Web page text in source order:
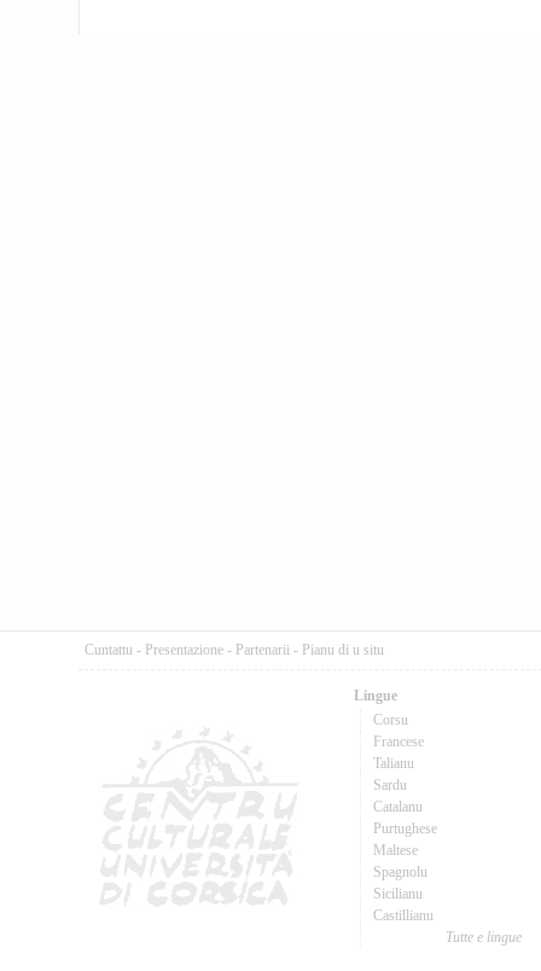
Cuntattu - Presentazione - Partenarii - Pianu di u situ
Lingue
Corsu
Francese
Talianu
Sardu
Catalanu
Purtughese
Maltese
Spagnolu
Sicilianu
Castillianu
Tutte e lingue